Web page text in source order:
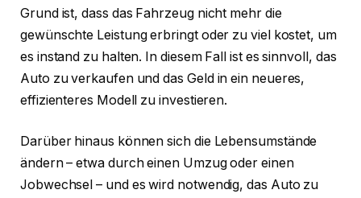
Grund ist, dass das Fahrzeug nicht mehr die
gewünschte Leistung erbringt oder zu viel kostet, um
es instand zu halten. In diesem Fall ist es sinnvoll, das
Auto zu verkaufen und das Geld in ein neueres,
effizienteres Modell zu investieren.
Darüber hinaus können sich die Lebensumstände
ändern – etwa durch einen Umzug oder einen
Jobwechsel – und es wird notwendig, das Auto zu